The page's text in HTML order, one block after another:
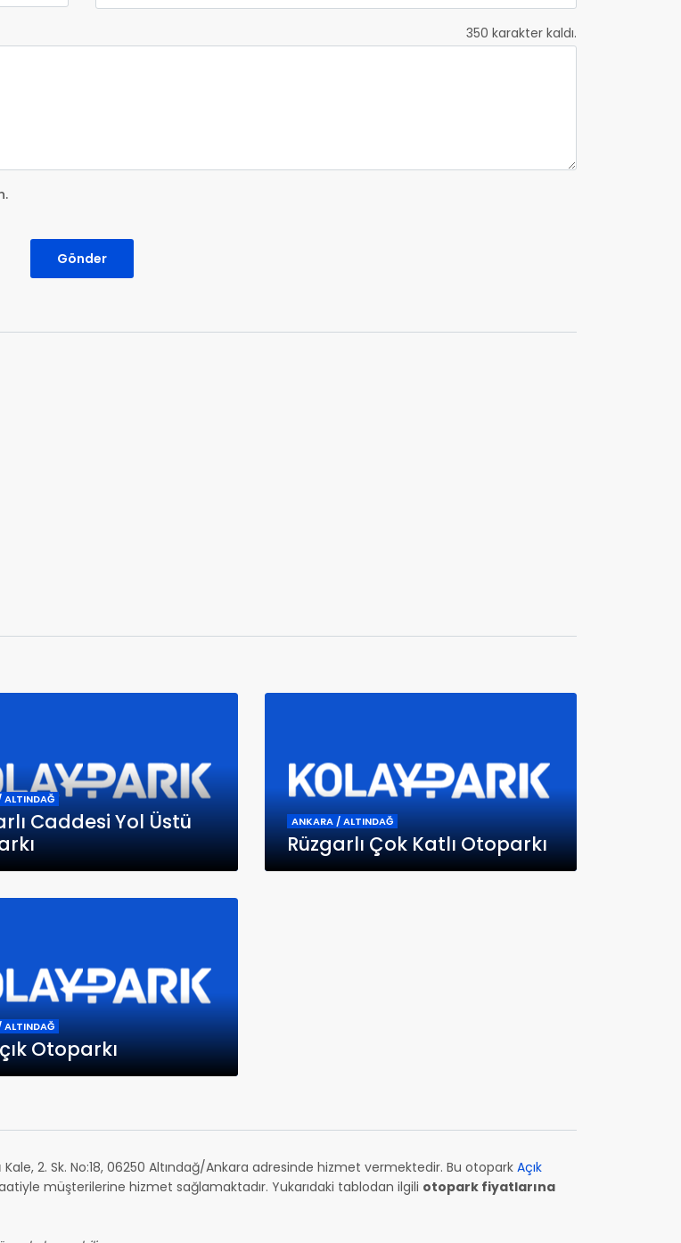
350 karakter kaldı.
Gönder
ALTINDAĞ
Caddesi Yol Üstü
ANKARA / ALTINDAĞ
Rüzgarlı Çok Katlı Otoparkı
ALTINDAĞ
Otoparkı
Kale, 2. Sk. No:18, 06250 Altındağ/Ankara adresinde hizmet vermektedir. Bu otopark Açık
müşterilerine hizmet sağlamaktadır. Yukarıdaki tablodan ilgili otopark fiyatlarına